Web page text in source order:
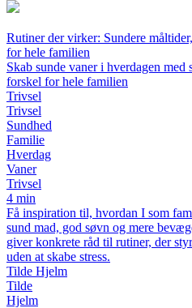
Rutiner der virker: Sundere
for hele familien
Skab sunde vaner i hverdagen med
forskel for hele familien
Trivsel
Trivsel
Sundhed
Familie
Hverdag
Vaner
Trivsel
4 min
Få inspiration til, hvordan I som
sund mad, god søvn og mere
giver konkrete råd til rutiner, der
uden at skabe stress.
Tilde Hjelm
Tilde
Hjelm